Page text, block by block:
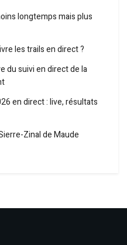
longtemps mais plus
les trails en direct ?
du suivi en direct de la
en direct : live, résultats
Zinal de Maude